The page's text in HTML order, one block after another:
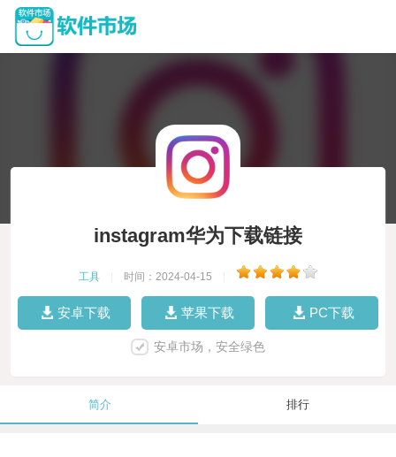
instagram华为下载链接
工具 时间：2024-04-15
安卓下载 苹果下载 PC下载
安卓市场，安全绿色
简介 排行